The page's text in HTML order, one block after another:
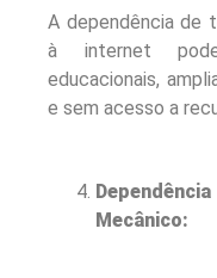
A dependência de
à internet
educacionais,
e sem acesso a
Mecânico: